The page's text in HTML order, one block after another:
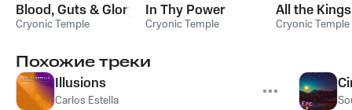
Blood, Guts & Glory
Cryonic Temple
In Thy Power
Cryonic Temple
All the
Cryonic Temple
Похожие треки
Illusions
Carlos Estella